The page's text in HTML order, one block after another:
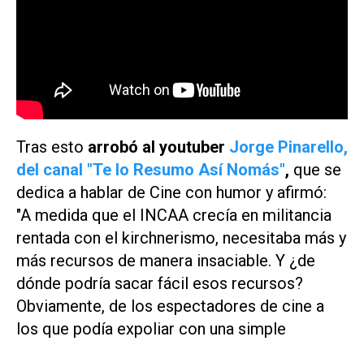
Tras esto arrobó al youtuber Jorge Pinarello,
del canal "Te lo Resumo Así Nomás", que se
dedica a hablar de Cine con humor y afirmó:
"A medida que el INCAA crecía en militancia
rentada con el kirchnerismo, necesitaba más y
más recursos de manera insaciable. Y ¿de
dónde podría sacar fácil esos recursos?
Obviamente, de los espectadores de cine a
los que podía expoliar con una simple